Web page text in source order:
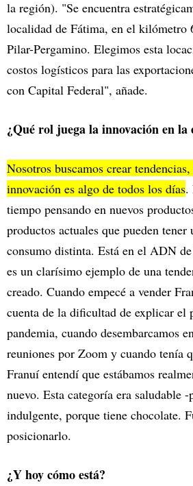
la región). "Se encuentra
localidad de Fátima, en el kilómetro
Pilar-Pergamino. Elegimos esta
costos logísticos para las
con Capital Federal", añade.
¿Qué rol juega la innovación en la
Nosotros buscamos crear
innovación es algo de todos los días.
tiempo pensando en nuevos
productos actuales que pueden tener
consumo distinta. Está en el ADN
es un clarísimo ejemplo de una
creado. Cuando empecé a vender
cuenta de la dificultad de explicar el
pandemia, cuando desembarcamos
reuniones por Zoom y cuando tenía
Franuí entendí que estábamos
nuevo. Esta categoría era saludable
indulgente, porque tiene chocolate.
posicionarlo.
¿Y hoy cómo está?